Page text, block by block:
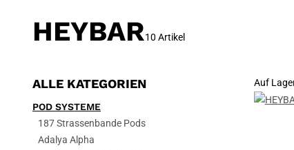
Auf
ALLE KATEGORIEN
POD SYSTEME
187 Strassenbande Pods
Adalya Alpha
HEYBAR10 Artikel